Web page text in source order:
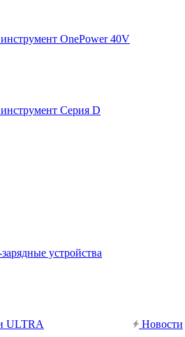
OnePower 40V
Серия D
устройства
ULTRA Новости